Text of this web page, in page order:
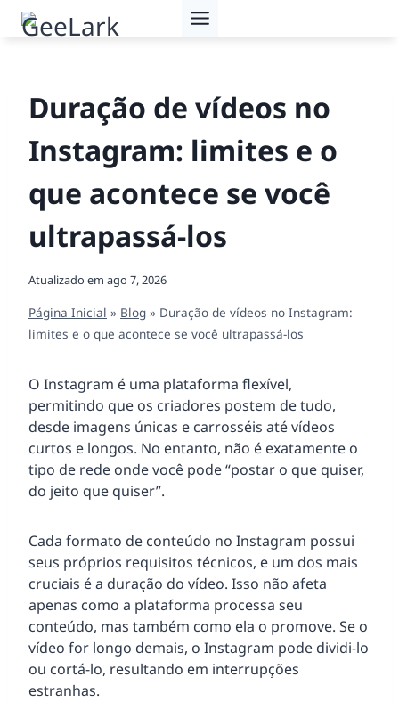
Pular
para
Duração de vídeos no
Instagram: limites e o
que acontece se você
ultrapassá-los
Atualizado em ago 7, 2026
Página Inicial » Blog » Duração de vídeos no Instagram:
limites e o que acontece se você ultrapassá-los
O Instagram é uma plataforma flexível,
permitindo que os criadores postem de tudo,
desde imagens únicas e carrosséis até vídeos
curtos e longos. No entanto, não é exatamente o
tipo de rede onde você pode “postar o que quiser,
do jeito que quiser”.
Cada formato de conteúdo no Instagram possui
seus próprios requisitos técnicos, e um dos mais
cruciais é a duração do vídeo. Isso não afeta
apenas como a plataforma processa seu
conteúdo, mas também como ela o promove. Se o
vídeo for longo demais, o Instagram pode dividi-lo
ou cortá-lo, resultando em interrupções
estranhas.